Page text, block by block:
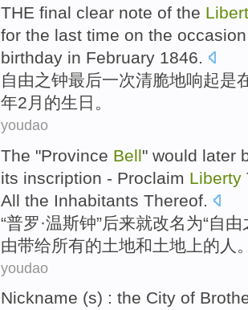
THE final clear note of the
for the last time on the
birthday in February 1846.
自由之钟最后一次清脆地响起是
年2月 的生日 。
youdao
The "Province Bell" would later
its inscription - Proclaim Liberty
All the Inhabitants Thereof.
“普罗·温斯钟”后来就改名为“自由
由带给所有的土地和土地上的人
youdao
Nickname (s) : the City of